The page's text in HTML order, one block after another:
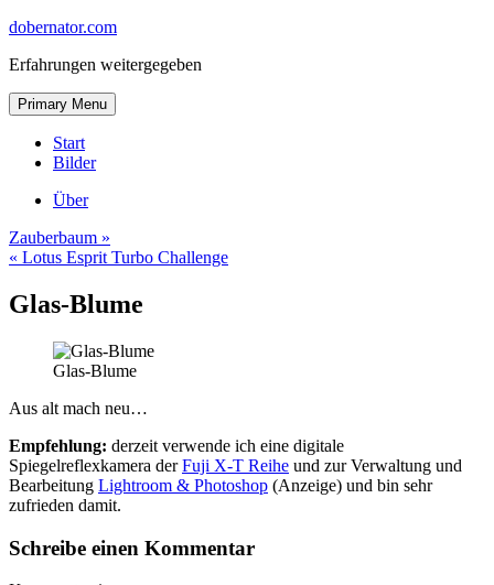
Skip
content
dobernator.com
Erfahrungen weitergegeben
Primary Menu Skip
to
Start
Bilder
Über
Zauberbaum »
« Lotus Esprit Turbo Challenge
Glas-Blume
Glas-Blume
Aus alt mach neu…
Empfehlung: derzeit verwende ich eine digitale
Spiegelreflexkamera derFuji X-T Reihe und zur Verwaltung und
Bearbeitung Lightroom & Photoshop (Anzeige) und bin sehr
zufrieden damit.
Schreibe einen Kommentar